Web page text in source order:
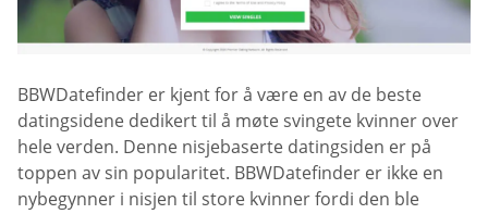
BBWDatefinder er kjent for å være en av de beste
datingsidene dedikert til å møte svingete kvinner over
hele verden. Denne nisjebaserte datingsiden er på
toppen av sin popularitet. BBWDatefinder er ikke en
nybegynner i nisjen til store kvinner fordi den ble